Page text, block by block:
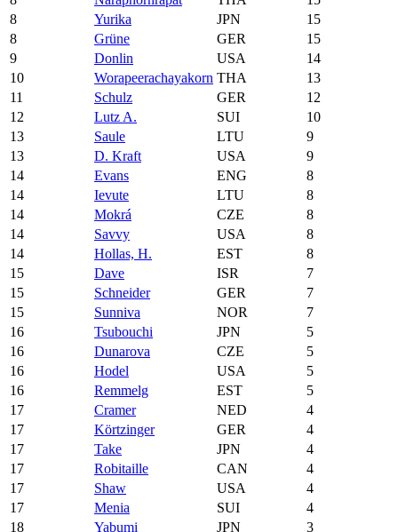
8
Yurika JPN
15
8
Grüne GER
15
9
Donlin USA
14
10
Worapeerachayakorn THA
13
11
Schulz GER
12
12
Lutz A. SUI
10
13
Saule LTU
9
13
D. Kraft USA
9
14
Evans ENG
8
14
Ievute LTU
8
14
Mokrá CZE
8
14
Savvy USA
8
14
Hollas, H. EST
8
15
Dave ISR
7
15
Schneider GER
7
15
Sunniva NOR
7
16
Tsubouchi JPN
5
16
Dunarova CZE
5
16
Hodel USA
5
16
Remmelg EST
5
17
Cramer NED
4
17
Körtzinger GER
4
17
Take JPN
4
17
Robitaille CAN
4
17
Shaw USA
4
17
Menia SUI
4
18
Yabumi JPN
3